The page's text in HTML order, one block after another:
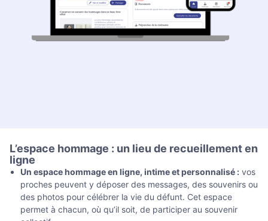
L’espace hommage : un lieu de recueillement en
ligne
Un espace hommage en ligne, intime et personnalisé : vos
proches peuvent y déposer des messages, des souvenirs ou
des photos pour célébrer la vie du défunt. Cet espace
permet à chacun, où qu’il soit, de participer au souvenir